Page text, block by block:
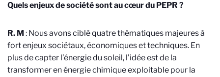
Quels enjeux de société sont au cœur du PEPR ?
R. M : Nous avons ciblé quatre thématiques majeures à
fort enjeux sociétaux, économiques et techniques. En
plus de capter l’énergie du soleil, l’idée est de la
transformer en énergie chimique exploitable pour la